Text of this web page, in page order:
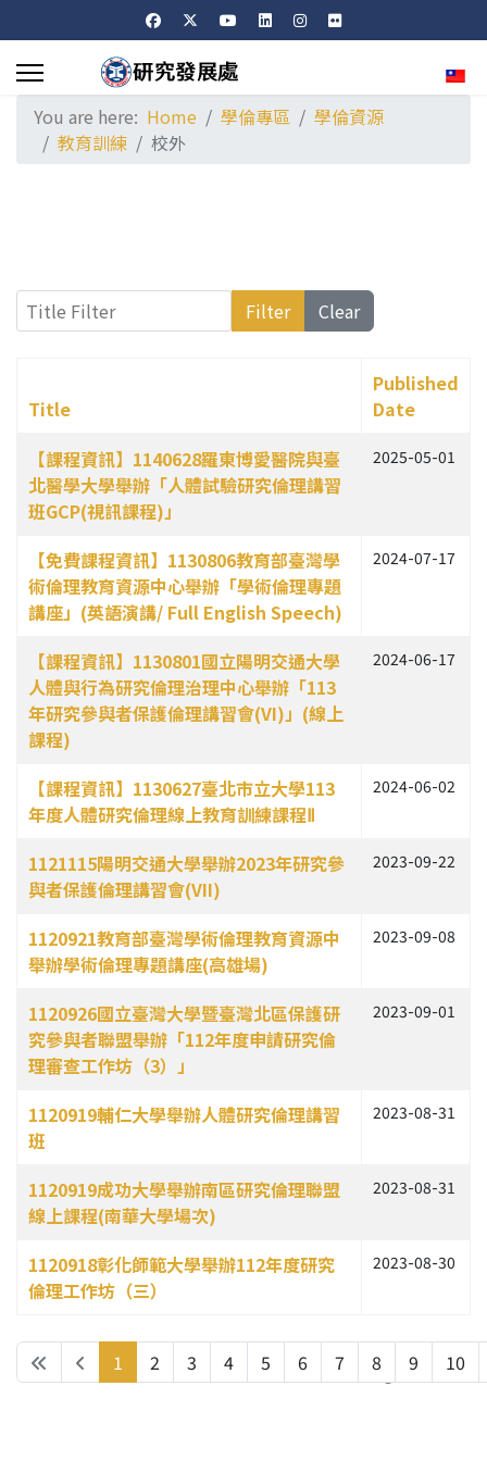
You are here: Home 學倫專區
學倫資源
教育訓練
校外
Title Filter Filter Clear
Articles
Title
Published
Date
【課程資訊】1140628羅東博愛醫院與臺
北醫學大學舉辦「人體試驗研究倫理講習
班GCP(視訊課程)」
2025-05-01
【免費課程資訊】1130806教育部臺灣學
術倫理教育資源中心舉辦「學術倫理專題
講座」(英語演講/ Full English Speech)
2024-07-17
【課程資訊】1130801國立陽明交通大學
人體與行為研究倫理治理中心舉辦「113
年研究參與者保護倫理講習會(VI)」(線上
課程)
2024-06-17
【課程資訊】1130627臺北市立大學113
年度人體研究倫理線上教育訓練課程Ⅱ
2024-06-02
1121115陽明交通大學舉辦2023年研究參
與者保護倫理講習會(VII)
2023-09-22
1120921教育部臺灣學術倫理教育資源中
舉辦學術倫理專題講座(高雄場)
2023-09-08
1120926國立臺灣大學暨臺灣北區保護研
究參與者聯盟舉辦「112年度申請研究倫
理審查工作坊（3）」
2023-09-01
1120919輔仁大學舉辦人體研究倫理講習
班
2023-08-31
1120919成功大學舉辦南區研究倫理聯盟
線上課程(南華大學場次)
2023-08-31
1120918彰化師範大學舉辦112年度研究
倫理工作坊（三）
2023-08-30
Page 1 of 38
1 2 3 4 5 6 7 8 9 10